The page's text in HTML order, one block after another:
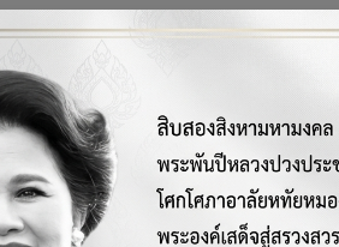
ณ์เครื่องมือฮาร์ดแวร์และวัสดุสิ้นเปลือ